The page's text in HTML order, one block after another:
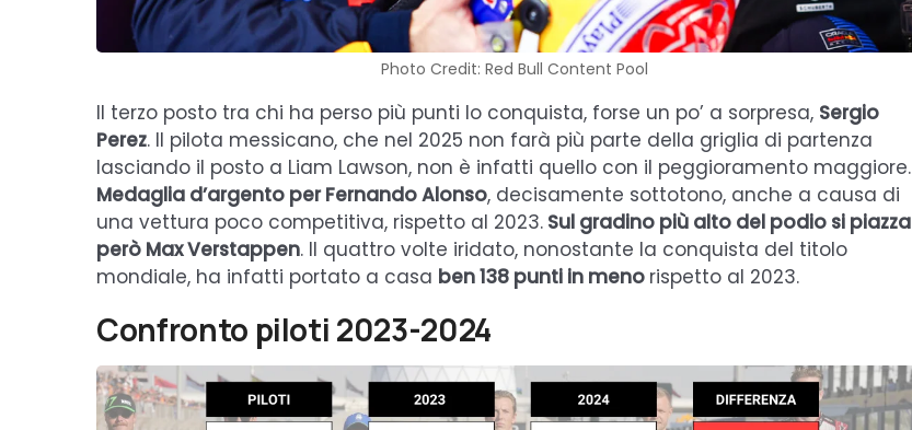
Photo Credit: Red Bull Content Pool
Il terzo posto tra chi ha perso più punti lo conquista, forse un po’ a sorpresa, Sergio
Perez. Il pilota messicano, che nel 2025 non farà più parte della griglia di partenza
lasciando il posto a Liam Lawson, non è infatti quello con il peggioramento maggiore.
Medaglia d’argento per Fernando Alonso, decisamente sottotono, anche a causa di
una vettura poco competitiva, rispetto al 2023. Sul gradino più alto del podio si piazza
però Max Verstappen. Il quattro volte iridato, nonostante la conquista del titolo
mondiale, ha infatti portato a casa ben 138 punti in meno rispetto al 2023.
Confronto piloti 2023-2024